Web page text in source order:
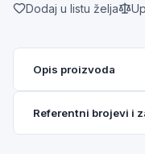
Dodaj u listu želja
Opis proizvoda
Referentni brojevi i